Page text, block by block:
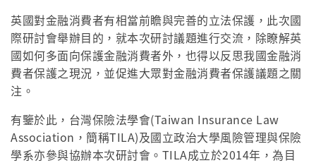
英國對金融消費者有相當前瞻與完善的立法保護，此次國
際研討會舉辦目的，就本次研討議題進行交流，除瞭解英
國如何多面向保護金融消費者外，也得以反思我國金融消
費者保護之現況，並促進大眾對金融消費者保護議題之關
注。
有鑒於此，台灣保險法學會(Taiwan Insurance Law
Association，簡稱TILA)及國立政治大學風險管理與保險
學系亦參與協辦本次研討會。TILA成立於2014年，為目